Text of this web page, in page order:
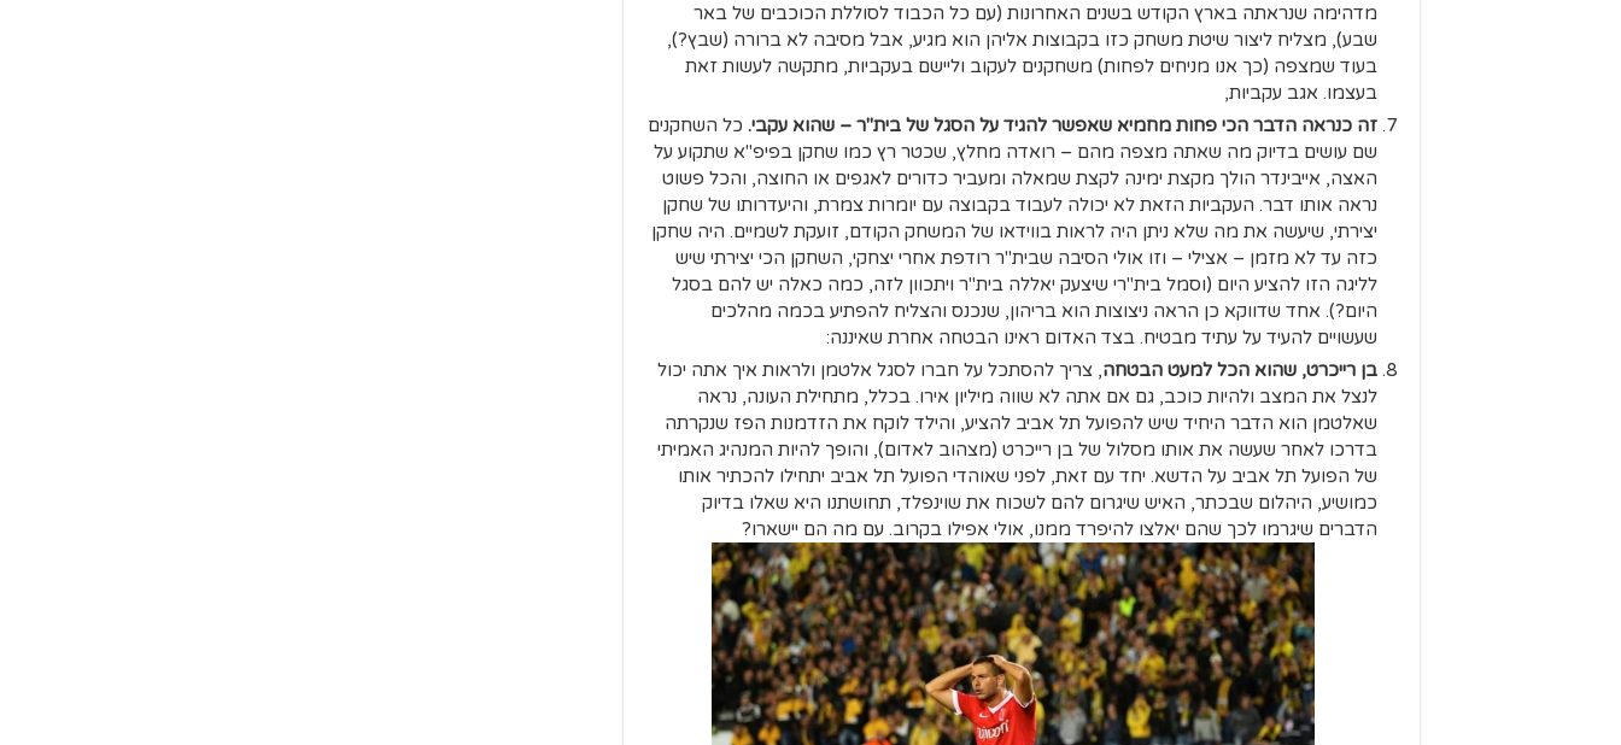
מדהימה שנראתה בארץ הקודש בשנים האחרונות (עם כל הכבוד לסוללת הכוכבים של באר
שבע), מצליח ליצור שיטת משחק כזו בקבוצות אליהן הוא מגיע, אבל מסיבה לא ברורה (שבץ?),
בעוד שמצפה (כך אנו מניחים לפחות) משחקנים לעקוב וליישם בעקביות, מתקשה לעשות זאת
בעצמו. אגב עקביות,
זה כנראה הדבר הכי פחות מחמיא שאפשר להגיד על הסגל של בית"ר – שהוא עקבי. כל השחקנים
שם עושים בדיוק מה שאתה מצפה מהם – רואדה מחלץ, שכטר רץ כמו שחקן בפיפ"א שתקוע על
האצה, אייבינדר הולך מקצת ימינה לקצת שמאלה ומעביר כדורים לאגפים או החוצה, והכל פשוט
נראה אותו דבר. העקביות הזאת לא יכולה לעבוד בקבוצה עם יומרות צמרת, והיעדרותו של שחקן
יצירתי, שיעשה את מה שלא ניתן היה לראות בווידאו של המשחק הקודם, זועקת לשמיים. היה שחקן
כזה עד לא מזמן – אצילי – וזו אולי הסיבה שבית"ר רודפת אחרי יצחקי, השחקן הכי יצירתי שיש
לליגה הזו להציע היום (וסמל בית"רי שיצעק יאללה בית"ר ויתכוון לזה, כמה כאלה יש להם בסגל
היום?). אחד שדווקא כן הראה ניצוצות הוא בריהון, שנכנס והצליח להפתיע בכמה מהלכים
שעשויים להעיד על עתיד מבטיח. בצד האדום ראינו הבטחה אחרת שאיננה:
בן רייכרט, שהוא הכל למעט הבטחה, צריך להסתכל על חברו לסגל אלטמן ולראות איך אתה יכול
לנצל את המצב ולהיות כוכב, גם אם אתה לא שווה מיליון אירו. בכלל, מתחילת העונה, נראה
שאלטמן הוא הדבר היחיד שיש להפועל תל אביב להציע, והילד לוקח את הזדמנות הפז שנקרתה
בדרכו לאחר שעשה את אותו מסלול של בן רייכרט (מצהוב לאדום), והופך להיות המנהיג האמיתי
של הפועל תל אביב על הדשא. יחד עם זאת, לפני שאוהדי הפועל תל אביב יתחילו להכתיר אותו
כמושיע, היהלום שבכתר, האיש שיגרום להם לשכוח את שוינפלד, תחושתנו היא שאלו בדיוק
הדברים שיגרמו לכך שהם יאלצו להיפרד ממנו, אולי אפילו בקרוב. עם מה הם יישארו?